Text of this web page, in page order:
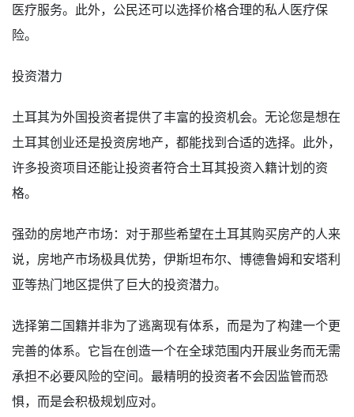
医疗服务。此外，公民还可以选择价格合理的私人医疗保
险。
投资潜力
土耳其为外国投资者提供了丰富的投资机会。无论您是想在
土耳其创业还是投资房地产，都能找到合适的选择。此外，
许多投资项目还能让投资者符合土耳其投资入籍计划的资
格。
强劲的房地产市场：对于那些希望在土耳其购买房产的人来
说，房地产市场极具优势，伊斯坦布尔、博德鲁姆和安塔利
亚等热门地区提供了巨大的投资潜力。
选择第二国籍并非为了逃离现有体系，而是为了构建一个更
完善的体系。它旨在创造一个在全球范围内开展业务而无需
承担不必要风险的空间。最精明的投资者不会因监管而恐
惧，而是会积极规划应对。